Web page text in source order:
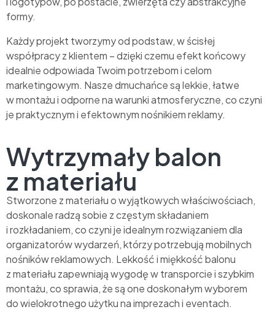
formy.
Każdy projekt tworzymy od podstaw, w ścisłej
współpracy z klientem – dzięki czemu efekt końcowy
idealnie odpowiada Twoim potrzebom i celom
marketingowym. Nasze dmuchańce są lekkie, łatwe
w montażu i odporne na warunki atmosferyczne, co czyni
je praktycznym i efektownym nośnikiem reklamy.
Wytrzymały balon
z materiału
Stworzone z materiału o wyjątkowych właściwościach,
doskonale radzą sobie z częstym składaniem
i rozkładaniem, co czyni je idealnym rozwiązaniem dla
organizatorów wydarzeń, którzy potrzebują mobilnych
nośników reklamowych. Lekkość i miękkość balonu
z materiału zapewniają wygodę w transporcie i szybkim
montażu, co sprawia, że są one doskonałym wyborem
do wielokrotnego użytku na imprezach i eventach.